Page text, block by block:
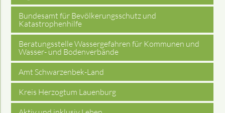
Bundesamt für Bevölkerungsschutz und
Katastrophenhilfe
Beratungsstelle Wassergefahren für Kommunen und
Wasser- und Bodenverbände
Amt Schwarzenbek-Land
Kreis Herzogtum Lauenburg